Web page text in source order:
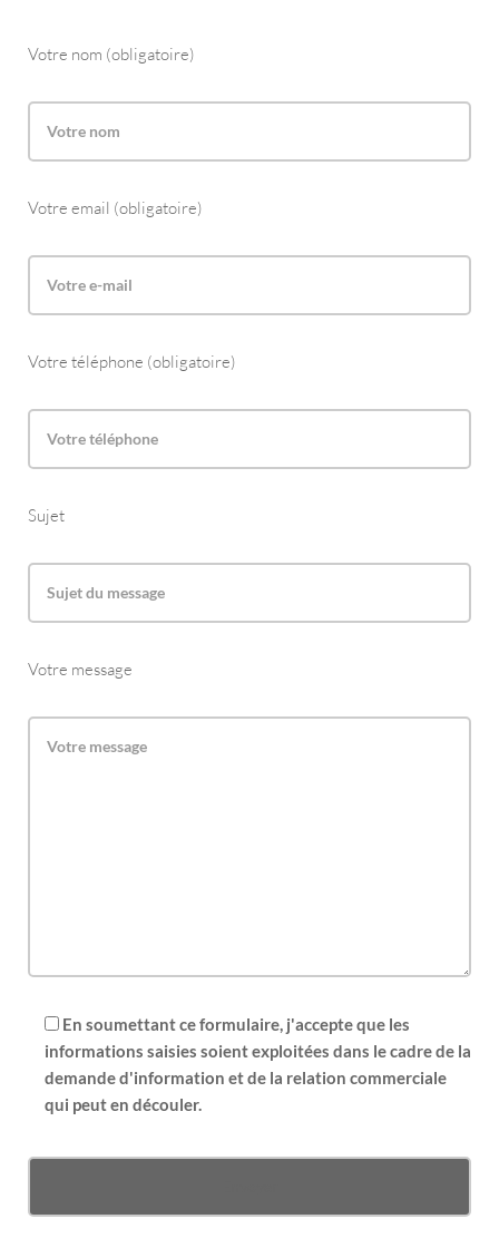
Votre nom (obligatoire)
Votre email (obligatoire)
Votre téléphone (obligatoire)
Sujet
Votre message
En soumettant ce formulaire, j'accepte que les
informations saisies soient exploitées dans le cadre de la
demande d'information et de la relation commerciale
qui peut en découler.